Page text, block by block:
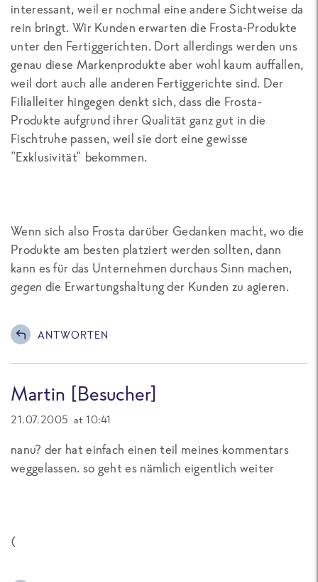
interessant, weil er nochmal eine andere Sichtweise da
rein bringt. Wir Kunden erwarten die Frosta-Produkte
unter den Fertiggerichten. Dort allerdings werden uns
genau diese Markenprodukte aber wohl kaum auffallen,
weil dort auch alle anderen Fertiggerichte sind. Der
Filialleiter hingegen denkt sich, dass die Frosta-
Produkte aufgrund ihrer Qualität ganz gut in die
Fischtruhe passen, weil sie dort eine gewisse
"Exklusivität" bekommen.
Wenn sich also Frosta darüber Gedanken macht, wo die
Produkte am besten platziert werden sollten, dann
kann es für das Unternehmen durchaus Sinn machen,
gegen die Erwartungshaltung der Kunden zu agieren.
ANTWORTEN
Martin [Besucher]
21.07.2005 at 10:41
nanu? der hat einfach einen teil meines kommentars
weggelassen. so geht es nämlich eigentlich weiter
(